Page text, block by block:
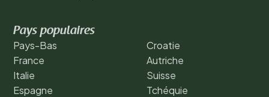
Pays populaires
Pays-Bas
France
Italie
Espagne
Croatie
Autriche
Suisse
Tchéquie